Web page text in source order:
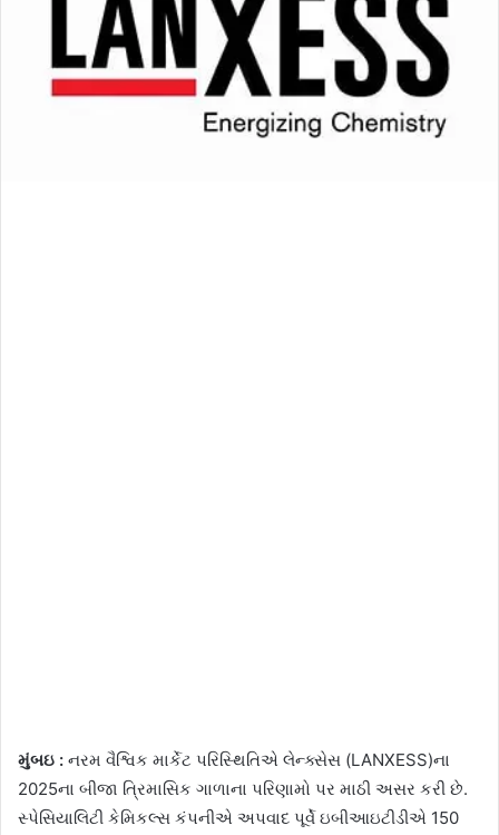
મુંબઇ : નરમ વૈશ્વિક માર્કેટ પરિસ્થિતિએ લેન્ક્સેસ (LANXESS)ના
2025ના બીજા ત્રિમાસિક ગાળાના પરિણામો પર માઠી અસર કરી છે.
સ્પેસિયાલિટી કેમિકલ્સ કંપનીએ અપવાદ પૂર્વે ઇબીઆઇટીડીએ 150